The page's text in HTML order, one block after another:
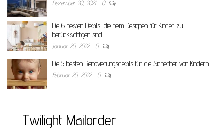
Dezember 20, 2021 0
Die 6 besten Details, die beim Designen für Kinder zu
berücksichtigen sind
Januar 20, 2022 0
Die 5 besten Renovierungsdetails für die Sicherheit von Kindern
Februar 20, 2022 0
Twilight Mailorder